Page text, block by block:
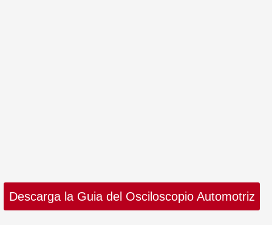
Descarga la Guia del Osciloscopio Automotriz